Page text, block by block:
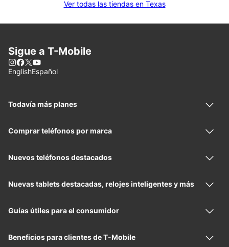
Ver todas las tiendas en Texas